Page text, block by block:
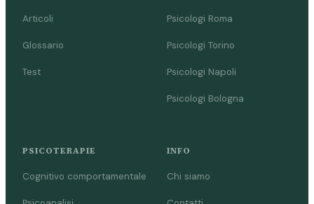
Articoli
Glossario
Test
Psicologi Roma
Psicologi Torino
Psicologi Napoli
Psicologi Bologna
PSICOTERAPIE
Cognitivo comportamentale
INFO
Chi siamo